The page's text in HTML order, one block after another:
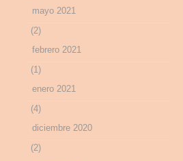
mayo 2021
(2)
febrero 2021
(1)
enero 2021
(4)
diciembre 2020
(2)